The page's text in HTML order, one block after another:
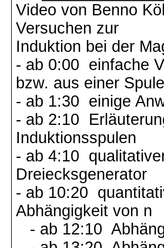
Video von Benno
Versuchen zur
Induktion bei der
- ab 0:00 einfache
bzw. aus einer
- ab 1:30 einige
- ab 2:10
Induktionsspulen
- ab 4:10
Dreiecksgenerator
- ab 10:20
Abhängigkeit von n
- ab 12:10